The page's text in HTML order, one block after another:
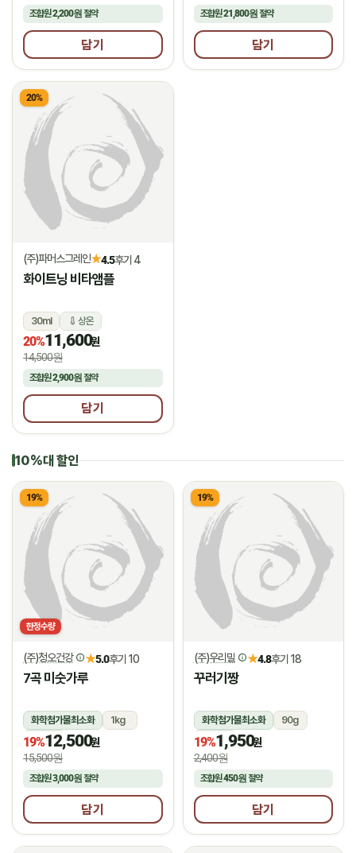
조합원2,200원 절약
담기
조합원21,800원절약
담기
20%
(주)파머스그레인★4.5후기 4
화이트닝 비타앰플
30ml 상온
20%11,600원
14,500원
조합원2,900원 절약
담기
10%대 할인
19%
한정수량
(주)청오건강 ★5.0후기 10
7곡 미숫가루
화학첨가물최소화
1kg
상온
19%12,500원
15,500원
조합원3,000원 절약
담기
19%
(주)우리밀 ★4.8후기 18
꾸러기짱
화학첨가물최소화
90g
상온
19%1,950원
2,400원
조합원450원절약
담기